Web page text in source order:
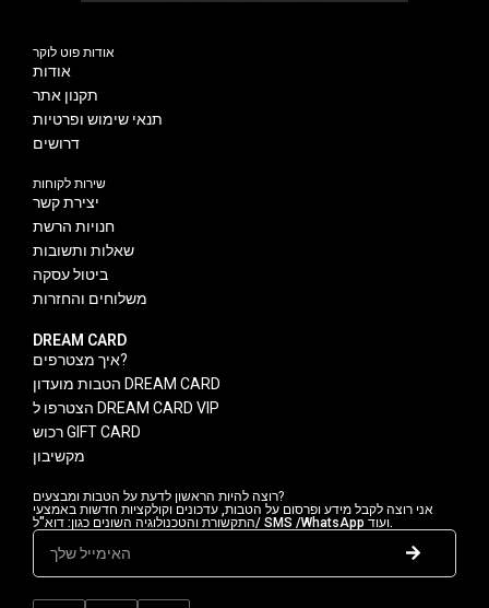
אודות פוט לוקר
אודות
תקנון אתר
תנאי שימוש ופרטיות
דרושים
שירות לקוחות
יצירת קשר
חנויות הרשת
שאלות ותשובות
ביטול עסקה
משלוחים והחזרות
DREAM CARD
איך מצטרפים?
הטבות מועדון DREAM CARD
הצטרפו ל DREAM CARD VIP
רכוש GIFT CARD
מקשיבון
רוצה להיות הראשון לדעת על הטבות ומבצעים?
אני רוצה לקבל מידע ופרסום על הטבות, עדכונים וקולקציות חדשות באמצעי
התקשורת והטכנולוגיה השונים כגון: דוא"ל/ SMS /WhatsApp ועוד.